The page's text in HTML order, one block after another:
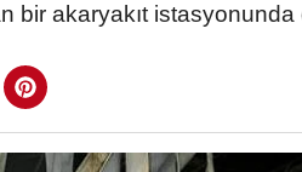
bir akaryakıt